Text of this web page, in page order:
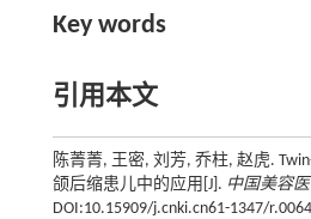
Key words
引用本文
陈菁菁, 王密, 刘芳, 乔柱, 赵虎.
颌后缩患儿中的应用[J]. 中国美容
DOI:10.15909/j.cnki.cn61-1347/